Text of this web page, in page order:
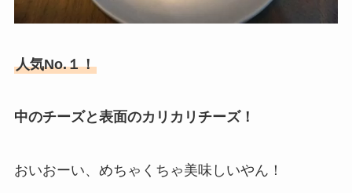
人気No.１！
中のチーズと表面のカリカリチーズ！
おいおーい、めちゃくちゃ美味しいやん！